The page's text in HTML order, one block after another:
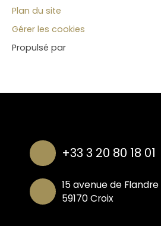
Plan du site
Gérer les cookies
Propulsé par
+33 3 20 80 18 01
15 avenue de Flandre
59170 Croix